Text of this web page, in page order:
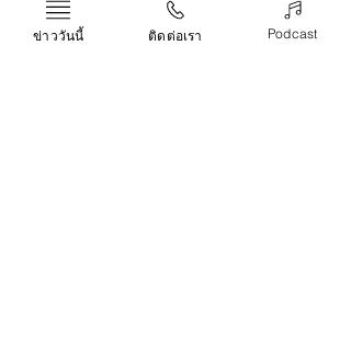
มั่นในธุรกิจของคุณ ดังนั้น ก่อนจะตัดสินใจซื้อ
ลองตรวจสอบให้ครบทุกข้อที่กล่าวมาข้างต้น
ข่าววันนี้ ติดต่อเรา Podcast